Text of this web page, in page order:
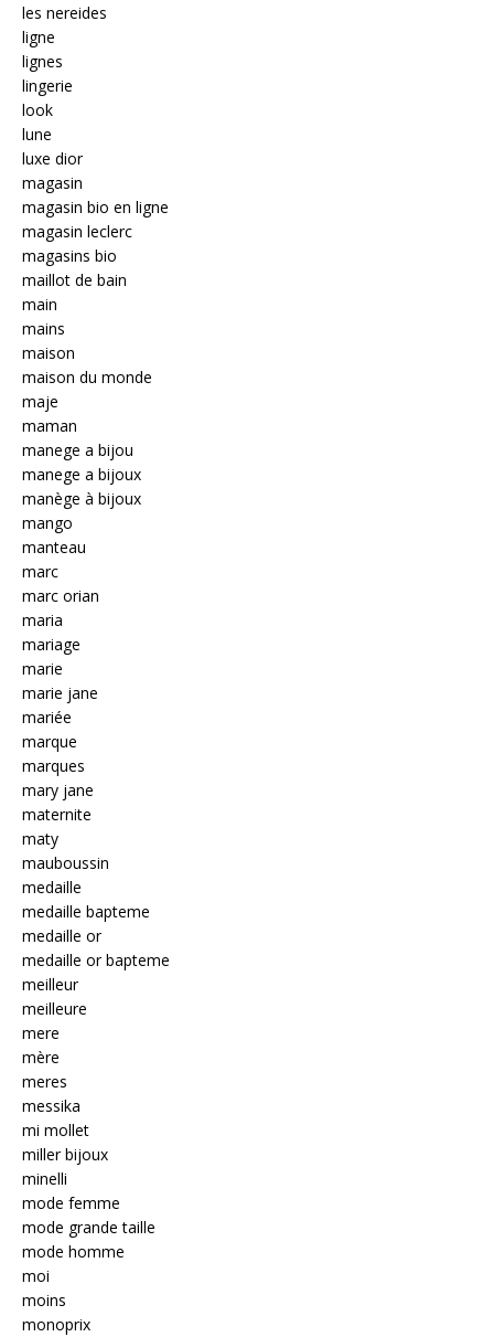
les nereides
ligne
lignes
lingerie
look
lune
luxe dior
magasin
magasin bio en ligne
magasin leclerc
magasins bio
maillot de bain
main
mains
maison
maison du monde
maje
maman
manege a bijou
manege a bijoux
manège à bijoux
mango
manteau
marc
marc orian
maria
mariage
marie
marie jane
mariée
marque
marques
mary jane
maternite
maty
mauboussin
medaille
medaille bapteme
medaille or
medaille or bapteme
meilleur
meilleure
mere
mère
meres
messika
mi mollet
miller bijoux
minelli
mode femme
mode grande taille
mode homme
moi
moins
monoprix